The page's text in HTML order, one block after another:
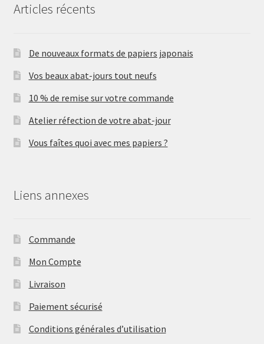
Articles récents
De nouveaux formats de papiers japonais
Vos beaux abat-jours tout neufs
10 % de remise sur votre commande
Atelier réfection de votre abat-jour
Vous faîtes quoi avec mes papiers ?
Liens annexes
Commande
Mon Compte
Livraison
Paiement sécurisé
Conditions générales d’utilisation